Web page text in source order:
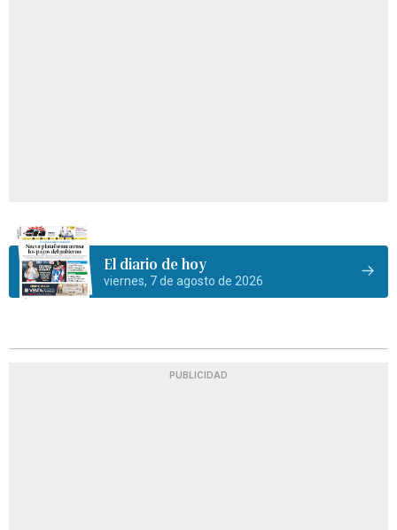
El diario de hoy
viernes, 7 de agosto de 2026
PUBLICIDAD